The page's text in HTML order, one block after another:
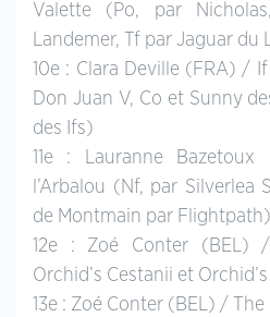
Valette (Po, par
Landemer, Tf par Jaguar du
10e : Clara Deville (FRA) /
Don Juan V, Co et Sunny
des Ifs)
11e : Lauranne
l’Arbalou (Nf, par Silverlea
de Montmain par Flightpath)
12e : Zoé Conter (BEL)
Orchid’s Cestanii et
13e : Zoé Conter (BEL) /